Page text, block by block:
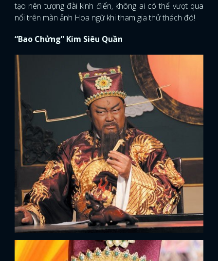
tạo nên tượng đài kinh điển, không ai có thể vượt qua
nổi trên màn ảnh Hoa ngữ khi tham gia thử thách đó!
“Bao Chửng” Kim Siêu Quần